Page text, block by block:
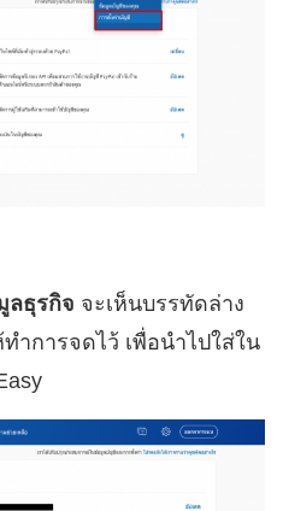
ลธุรกิจ จะเห็นบรรทัดล่าง
ทำการจดไว้ เพื่อนำไปใส่ใน